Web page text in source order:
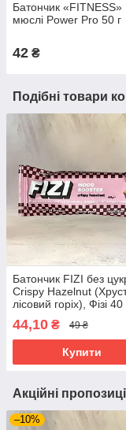
Батончик «FITNESS»
мюслі Power Pro 50 г
42 ₴
Подібні товари
Батончик FIZI без
Crispy Hazelnut
лісовий горіх), Фізі 40
44,10 ₴ 49 ₴
Купити
Акційні
–10%